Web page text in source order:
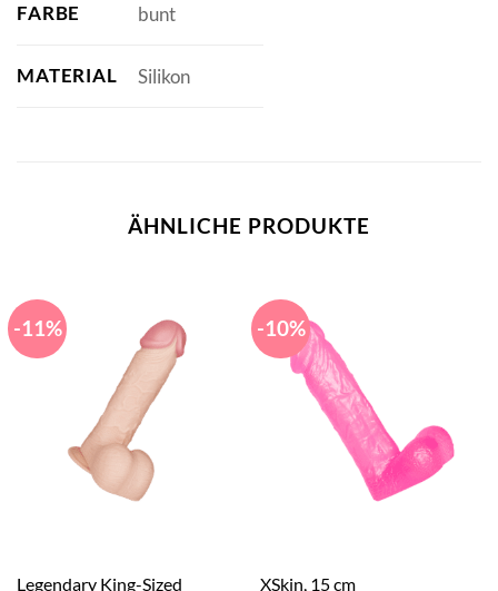
FARBE bunt
MATERIAL Silikon
ÄHNLICHE PRODUKTE
-11%
Legendary King-Sized
-10%
XSkin, 15 cm